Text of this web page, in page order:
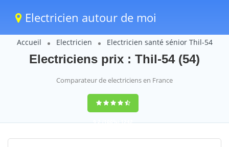
Electricien autour de moi
Accueil Electricien Electricien santé sénior Thil-54
Electriciens prix : Thil-54 (54)
Comparateur de electriciens en France
9,2(100%)1242
votes